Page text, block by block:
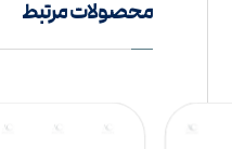
محصولات مرتبط